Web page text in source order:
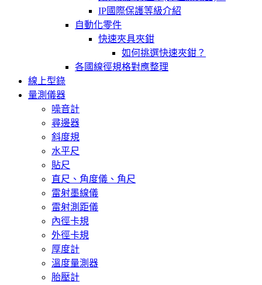
IP國際保護等級介紹
自動化零件
快速夾具夾鉗
如何挑選快速夾鉗？
各國線徑規格對應整理
線上型錄
量測儀器
噪音計
尋邊器
斜度規
水平尺
貼尺
直尺、角度儀、角尺
雷射墨線儀
雷射測距儀
內徑卡規
外徑卡規
厚度計
溫度量測器
胎壓計